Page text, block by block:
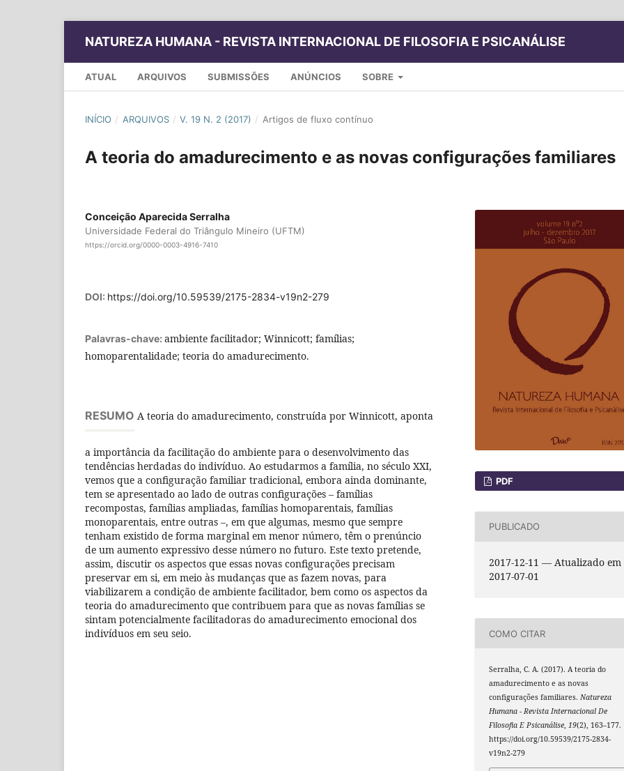
NATUREZA HUMANA - REVISTA INTERNACIONAL DE FILOSOFIA E PSICANÁLISE
ATUAL ARQUIVOS SUBMISSÕES ANÚNCIOS SOBRE
INÍCIO / ARQUIVOS / V. 19 N. 2 (2017) / Artigos de fluxo contínuo
A teoria do amadurecimento e as novas configurações familiares
Conceição Aparecida Serralha
Universidade Federal do Triângulo Mineiro (UFTM)
https://orcid.org/0000-0003-4916-7410
DOI: https://doi.org/10.59539/2175-2834-v19n2-279
Palavras-chave: ambiente facilitador; Winnicott; famílias;
homoparentalidade; teoria do amadurecimento.
RESUMO A teoria do amadurecimento, construída por Winnicott, aponta
a importância da facilitação do ambiente para o desenvolvimento das
tendências herdadas do indivíduo. Ao estudarmos a família, no século XXI,
vemos que a configuração familiar tradicional, embora ainda dominante,
tem se apresentado ao lado de outras configurações – famílias
recompostas, famílias ampliadas, famílias homoparentais, famílias
monoparentais, entre outras –, em que algumas, mesmo que sempre
tenham existido de forma marginal em menor número, têm o prenúncio
de um aumento expressivo desse número no futuro. Este texto pretende,
assim, discutir os aspectos que essas novas configurações precisam
preservar em si, em meio às mudanças que as fazem novas, para
viabilizarem a condição de ambiente facilitador, bem como os aspectos da
teoria do amadurecimento que contribuem para que as novas famílias se
sintam potencialmente facilitadoras do amadurecimento emocional dos
indivíduos em seu seio.
PDF
PUBLICADO
2017-12-11 — Atualizado em
2017-07-01
COMO CITAR
Serralha, C. A. (2017). A teoria do
amadurecimento e as novas
configurações familiares.Natureza
Humana - Revista Internacional De
Filosofia E Psicanálise,19(2), 163–177.
https://doi.org/10.59539/2175-2834-
v19n2-279